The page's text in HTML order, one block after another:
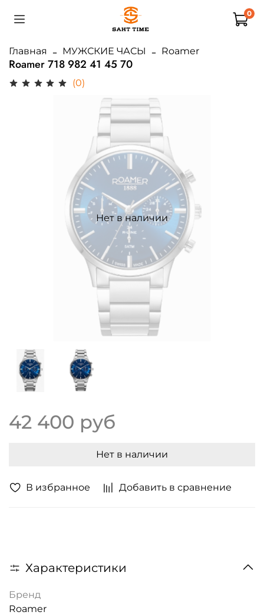
0
Главная МУЖСКИЕ ЧАСЫ Roamer
Roamer 718 982 41 45 70
(0)
В избранное Добавить в сравнение
Нет в наличии
42 400 руб
Нет в наличии
Характеристики
Бренд
Roamer